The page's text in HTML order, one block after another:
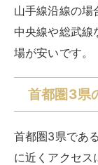
山手線沿線の場
中央線や総武線
場が安いです。
首都圏3県
首都圏3県であ
に近くアクセス